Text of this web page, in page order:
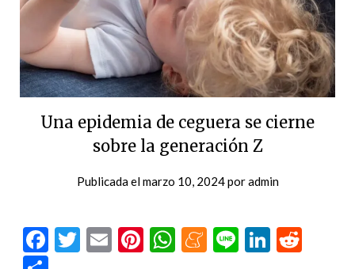
Una epidemia de ceguera se cierne
sobre la generación Z
Publicada elmarzo 10, 2024poradmin
Facebook
Twitter
EmailPinterest
WhatsApp
Meneame
Line